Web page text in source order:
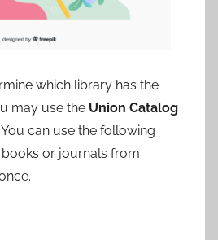
which library has the
may use the Union Catalog
You can use the following
or journals from